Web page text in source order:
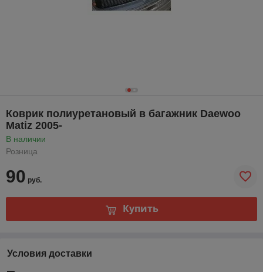
Коврик полиуретановый в багажник Daewoo
Matiz 2005-
В наличии
Розница
90 руб.
Купить
Условия доставки